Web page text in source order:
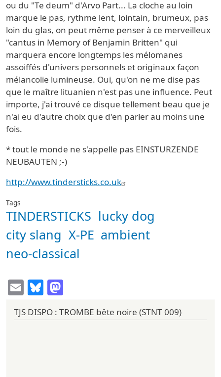
ou du "Te deum" d'Arvo Part... La cloche au loin
marque le pas, rythme lent, lointain, brumeux, pas
loin du glas, on peut même penser à ce merveilleux
"cantus in Memory of Benjamin Britten" qui
marquera encore longtemps les mélomanes
assoiffés d'univers personnels et originaux façon
mélancolie lumineuse. Oui, qu'on ne me dise pas
que le maître lituanien n'est pas une influence. Peut
importe, j'ai trouvé ce disque tellement beau que je
n'ai eu d'autre choix que d'en parler au moins une
fois.
* tout le monde ne s'appelle pas EINSTURZENDE
NEUBAUTEN ;-)
http://www.tindersticks.co.uk
Tags
TINDERSTICKS lucky dog
city slang X-PE ambient
neo-classical
EmailBluesky
TJS DISPO : TROMBE bête noire (STNT 009)